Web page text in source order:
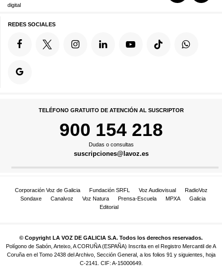
digital
REDES SOCIALES
TELÉFONO GRATUITO DE ATENCIÓN AL SUSCRIPTOR
900 154 218
Dudas o consultas
suscripciones@lavoz.es
Corporación Voz de Galicia Fundación SRFL Voz Audiovisual
RadioVoz
Sondaxe
Canalvoz Voz Natura Prensa-Escuela MPXA
Galicia
Editorial
© Copyright LA VOZ DE GALICIA S.A. Todos los derechos reservados.
Polígono de Sabón, Arteixo, A CORUÑA (ESPAÑA) Inscrita en el Registro Mercantil de A
Coruña en el Tomo 2438 del Archivo, Sección General, a los folios 91 y siguientes, hoja
C-2141. CIF: A-15000649.